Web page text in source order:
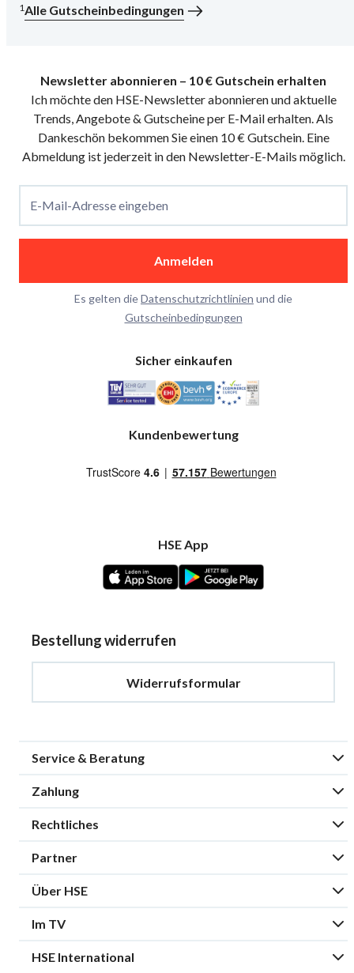
1Alle Gutscheinbedingungen
Newsletter abonnieren – 10 € Gutschein erhalten
Ich möchte den HSE-Newsletter abonnieren und aktuelle
Trends, Angebote & Gutscheine per E-Mail erhalten. Als
Dankeschön bekommen Sie einen 10 € Gutschein. Eine
Abmeldung ist jederzeit in den Newsletter-E-Mails möglich.
E-Mail-Adresse eingeben
Anmelden
Es gelten dieDatenschutzrichtlinien und die
Gutscheinbedingungen
Sicher einkaufen
Kundenbewertung
HSE App
Bestellung widerrufen
Widerrufsformular
Service & Beratung
Zahlung
Rechtliches
Partner
Über HSE
Im TV
HSE International